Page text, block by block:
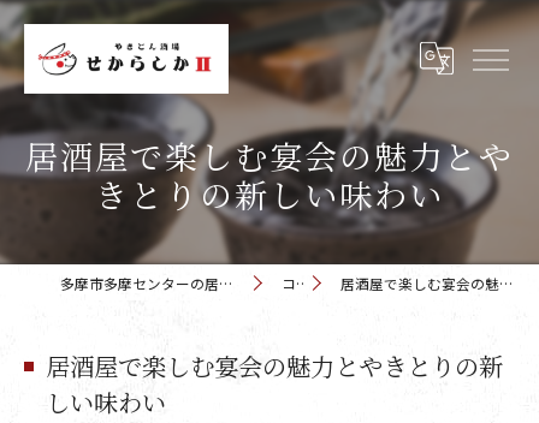
居酒屋で楽しむ宴会の魅力とや
きとりの新しい味わい
多摩市多摩センターの居酒屋 せからしか 多摩センター店 コラム 居酒屋で楽しむ宴会の魅力とやきとりの新しい味わい
居酒屋で楽しむ宴会の魅力とやきとりの新
しい味わい